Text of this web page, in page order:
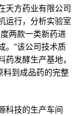
天方药业有限公司
运行，分析实验室
两款一类新药进
。”该公司技术质
发酵生产基地，
料到成品药的完整
科技的生产车间